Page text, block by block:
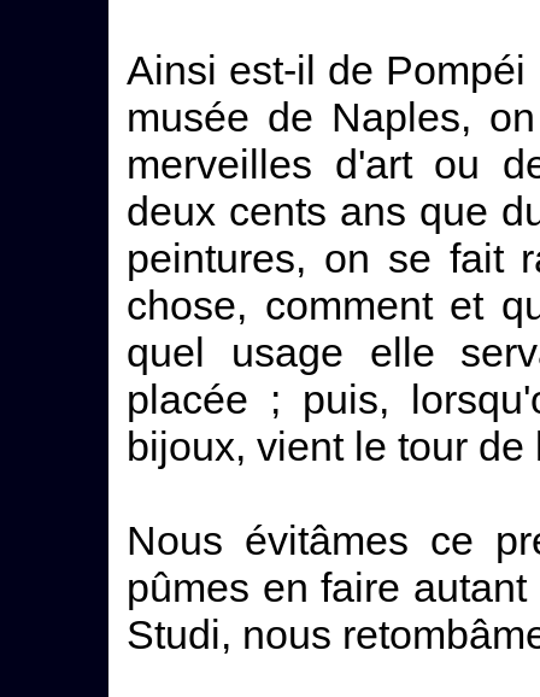
Ainsi est-il de
musée de Naples,
merveilles d'art ou
deux cents ans que
peintures, on se fait
chose, comment et
quel usage elle
placée ; puis,
bijoux, vient le tour de
Nous évitâmes ce
pûmes en faire
Studi, nous